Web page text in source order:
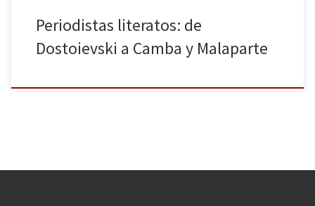
Periodistas literatos: de
Dostoievski a Camba y Malaparte